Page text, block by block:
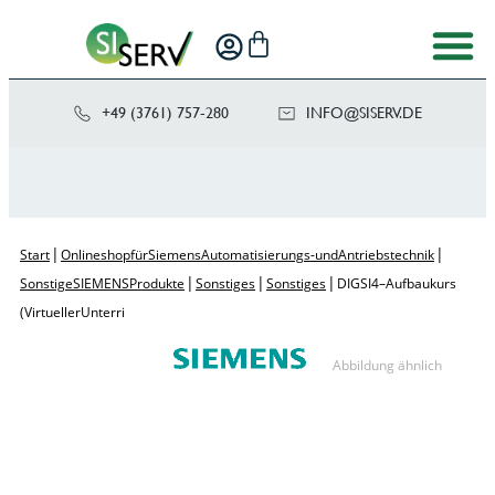
+49 (3761) 757-280 ED.VRE
SIS@OF
NI
Start | Onlineshop für Siemens Automatisierungs- und Antriebstechnik |
Sonstige SIEMENS Produkte | Sonstiges | Sonstiges | DIGSI 4 – Aufbaukurs
(Virtueller Unterri
Abbildung ähnlich